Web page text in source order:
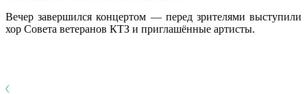
Вечер завершился концертом — перед зрителями выступили
хор Совета ветеранов КТЗ и приглашённые артисты.